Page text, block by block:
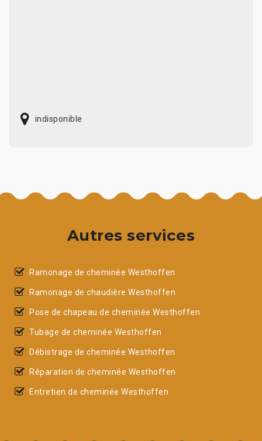
indisponible
Autres services
Ramonage de cheminée Westhoffen
Ramonage de chaudière Westhoffen
Pose de chapeau de cheminée Westhoffen
Tubage de cheminée Westhoffen
Débistrage de cheminée Westhoffen
Réparation de cheminée Westhoffen
Entretien de cheminée Westhoffen